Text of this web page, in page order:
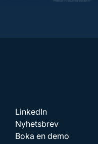
LinkedIn
Nyhetsbrev
Boka en demo